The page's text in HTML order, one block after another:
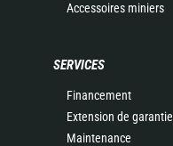
Accessoires miniers
SERVICES
Financement
Extension de garantie
Maintenance